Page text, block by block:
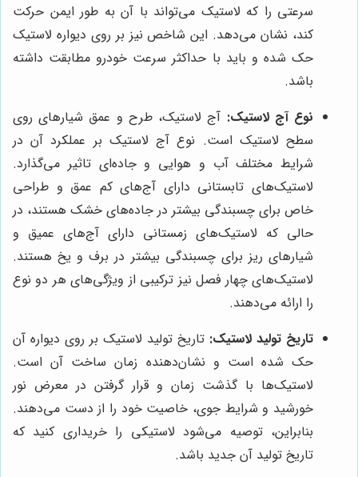
سرعتی را که لاستیک می‌تواند با آن به طور ایمن حرکت
کند، نشان می‌دهد. این شاخص نیز بر روی دیواره لاستیک
حک شده و باید با حداکثر سرعت خودرو مطابقت داشته
باشد.
نوع آج لاستیک: آج لاستیک، طرح و عمق شیارهای روی
سطح لاستیک است. نوع آج لاستیک بر عملکرد آن در
شرایط مختلف آب و هوایی و جاده‌ای تاثیر می‌گذارد.
لاستیک‌های تابستانی دارای آج‌های کم عمق و طراحی
خاص برای چسبندگی بیشتر در جاده‌های خشک هستند، در
حالی که لاستیک‌های زمستانی دارای آج‌های عمیق و
شیارهای ریز برای چسبندگی بیشتر در برف و یخ هستند.
لاستیک‌های چهار فصل نیز ترکیبی از ویژگی‌های هر دو نوع
را ارائه می‌دهند.
تاریخ تولید لاستیک: تاریخ تولید لاستیک بر روی دیواره آن
حک شده است و نشان‌دهنده زمان ساخت آن است.
لاستیک‌ها با گذشت زمان و قرار گرفتن در معرض نور
خورشید و شرایط جوی، خاصیت خود را از دست می‌دهند.
بنابراین، توصیه می‌شود لاستیکی را خریداری کنید که
تاریخ تولید آن جدید باشد.